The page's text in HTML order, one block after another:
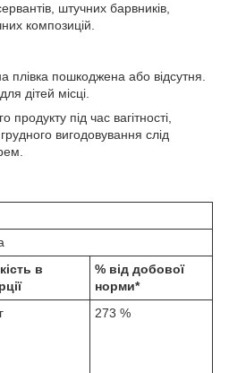
штучних барвників,
композицій.
пошкоджена або відсутня.
дітей місці.
під час вагітності,
вигодовування слід
в
% від добової
норми*
273 %